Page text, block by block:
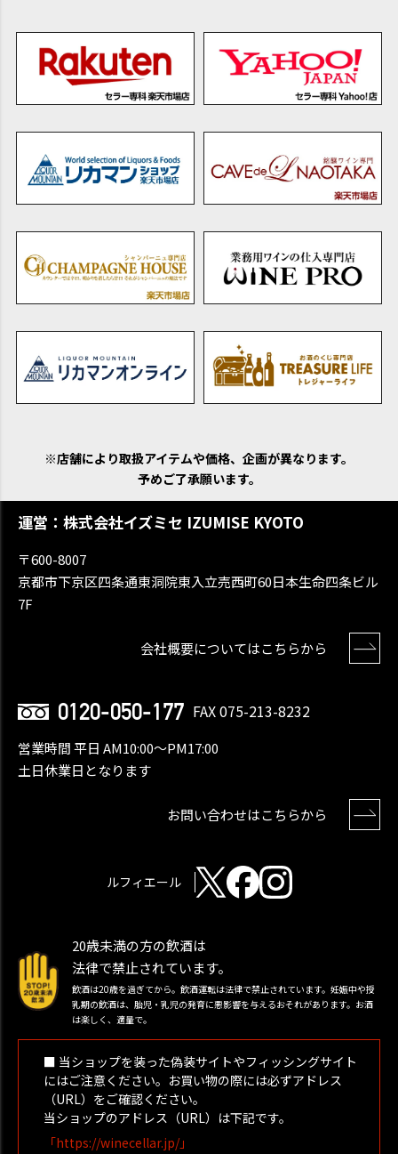
※店舗により取扱アイテムや価格、企画が異なります。
予めご了承願います。
運営：株式会社イズミセ IZUMISE KYOTO
〒600-8007
京都市下京区四条通東洞院東入立売西町60日本生命四条ビル
7F
会社概要についてはこちらから
0120-050-177 FAX 075-213-8232
営業時間 平日 AM10:00〜PM17:00
土日休業日となります
お問い合わせはこちらから
ルフィエール
20歳未満の方の飲酒は
法律で禁止されています。
飲酒は20歳を過ぎてから。飲酒運転は法律で禁止されています。妊娠中や授
乳期の飲酒は、胎児・乳児の発育に悪影響を与えるおそれがあります。お酒
は楽しく、適量で。
■ 当ショップを装った偽装サイトやフィッシングサイト
にはご注意ください。お買い物の際には必ずアドレス
（URL）をご確認ください。
当ショップのアドレス（URL）は下記です。
「https://winecellar.jp/」